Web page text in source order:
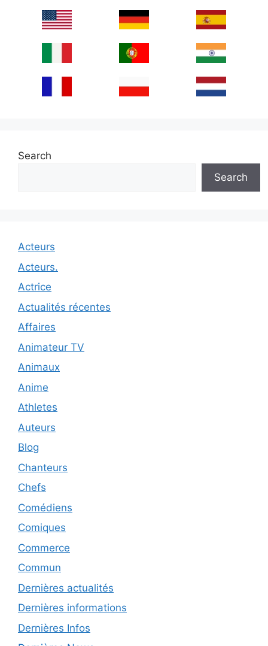
Search
Search
Acteurs
Acteurs.
Actrice
Actualités récentes
Affaires
Animateur TV
Animaux
Anime
Athletes
Auteurs
Blog
Chanteurs
Chefs
Comédiens
Comiques
Commerce
Commun
Dernières actualités
Dernières informations
Dernières Infos